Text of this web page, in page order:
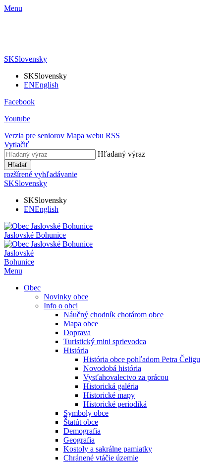
Menu
SKSlovensky
SKSlovensky
ENEnglish
Facebook
Youtube
Verzia pre seniorov Mapa webu RSS
Vytlačiť
Hľadaný výraz
Hľadať
rozšírené vyhľadávanie
SKSlovensky
SKSlovensky
ENEnglish
Jaslovské Bohunice
Jaslovské
Bohunice
Menu
Obec
Novinky obce
Info o obci
Náučný chodník chotárom obce
Mapa obce
Doprava
Turistický mini sprievodca
História
História obce pohľadom Petra Čeligu
Novodobá história
Vysťahovalectvo za prácou
Historická galéria
Historické mapy
Historické periodiká
Symboly obce
Štatút obce
Demografia
Geografia
Kostoly a sakrálne pamiatky
Chránené vtáčie územie